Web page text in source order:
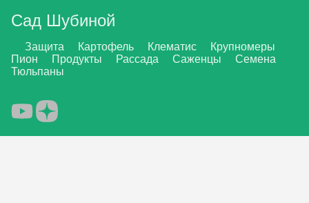
Сад Шубиной
Защита Картофель Клематис
Крупномеры
Пион
Продукты Рассада Саженцы
Семена
Тюльпаны